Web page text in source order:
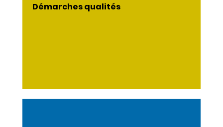
Démarches qualités